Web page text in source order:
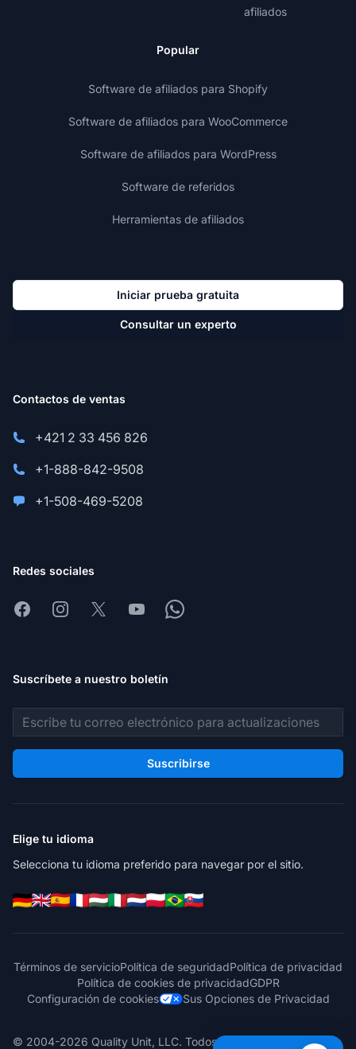
afiliados
Popular
Software de afiliados para Shopify
Software de afiliados para WooCommerce
Software de afiliados para WordPress
Software de referidos
Herramientas de afiliados
Iniciar prueba gratuita
Consultar un experto
Contactos de ventas
+421 2 33 456 826
+1-888-842-9508
+1-508-469-5208
Redes sociales
FacebookInstagram
X YoutubeWhatsapp
Suscríbete a nuestro boletín
Dirección de correo electrónico
Suscribirse
Elige tu idioma
Selecciona tu idioma preferido para navegar por el sitio.
Términos de servicioPolítica de seguridadPolítica de privacidad
Política de cookies de privacidadGDPR
Configuración de cookies
Sus Opciones de Privacidad
© 2004-2026 Quality Unit, LLC. Todos los derechos